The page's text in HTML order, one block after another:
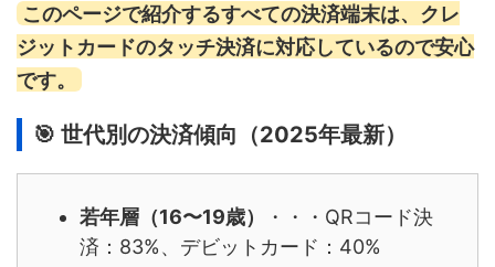
このページで紹介するすべての決済端末は、クレ
ジットカードのタッチ決済に対応しているので安心
です。
🎯 世代別の決済傾向（2025年最新）
若年層（16〜19歳）
・・・QRコード決
済：83%、デビットカード：40%